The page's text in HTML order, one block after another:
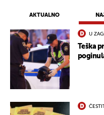
AKTUALNO
U
Teška